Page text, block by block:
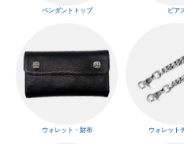
ペンダントトップ ピア
ウォレット・財布 ウォレット